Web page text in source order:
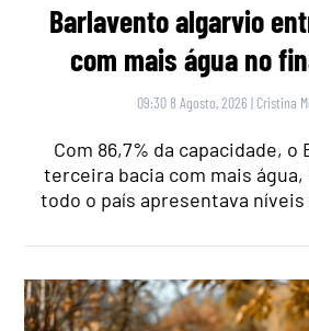
Barlavento algarvio
com mais água no
09:30 8 Agosto, 2026 | Cristina
Com 86,7% da capacidade, o
terceira bacia com mais
todo o país apresentava